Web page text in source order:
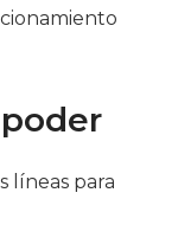
líneas para